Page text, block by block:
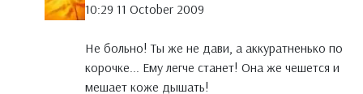
10:29 11 October 2009
Не больно! Ты же не дави, а аккуратненько по
корочке... Ему легче станет! Она же чешется и
мешает коже дышать!